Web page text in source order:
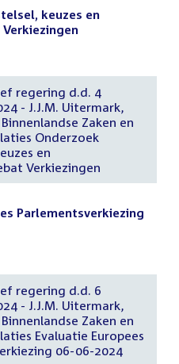
keuzes en
regering d.d. 4
- J.J.M. Uitermark,
Zaken en
Onderzoek
en
Verkiezingen
Parlementsverkiezing
regering d.d. 6
- J.J.M. Uitermark,
Zaken en
Evaluatie Europees
06-06-2024